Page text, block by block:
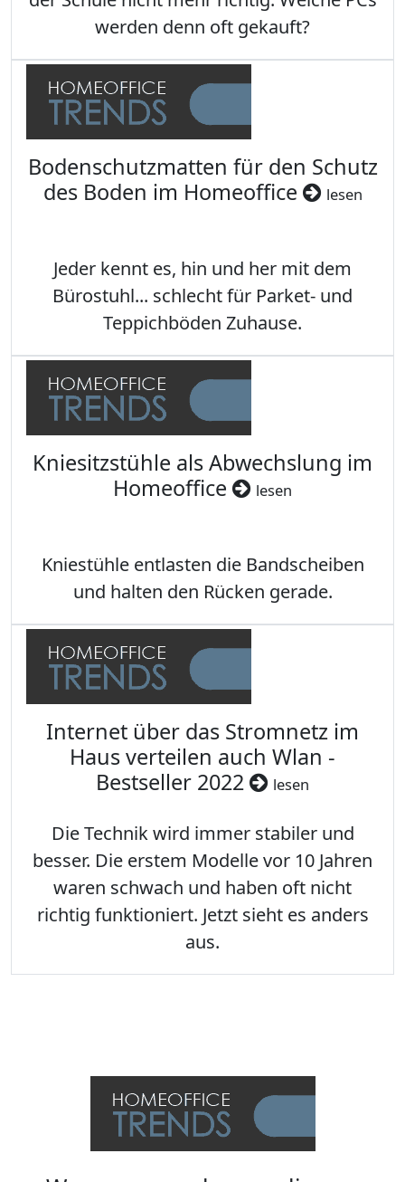
werden denn oft gekauft?
Bodenschutzmatten für den Schutz
des Boden im Homeoffice
lesen
Jeder kennt es, hin und her mit dem
Bürostuhl... schlecht für Parket- und
Teppichböden Zuhause.
Kniesitzstühle als Abwechslung im
Homeoffice
lesen
Kniestühle entlasten die Bandscheiben
und halten den Rücken gerade.
Internet über das Stromnetz im
Haus verteilen auch Wlan -
Bestseller 2022
lesen
Die Technik wird immer stabiler und
besser. Die erstem Modelle vor 10 Jahren
waren schwach und haben oft nicht
richtig funktioniert. Jetzt sieht es anders
aus.